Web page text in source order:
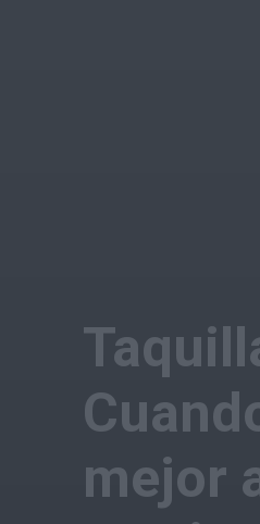
mejor